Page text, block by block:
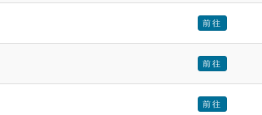
前往
前往
前往